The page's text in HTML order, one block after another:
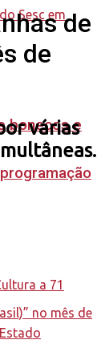
bonecos e
de
de
várias